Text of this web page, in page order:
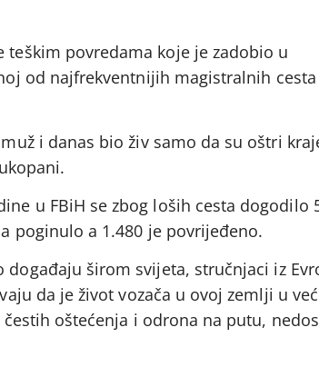
povredama koje je zadobio u
od najfrekventnijih magistralnih
i danas bio živ samo da su oštri
u FBiH se zbog loših cesta dogodilo
poginulo a 1.480 je povrijeđeno.
događaju širom svijeta, stručnjaci iz
da je život vozača u ovoj zemlji u
oštećenja i odrona na putu,